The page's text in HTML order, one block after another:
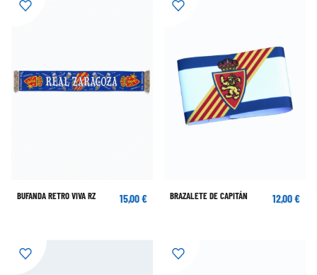
BUFANDA RETRO VIVA RZ 15,00 € BRAZALETE DE CAPITÁN 12,00 €